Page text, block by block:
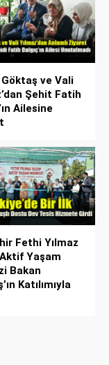
ve Vali
Şehit Fatih
Ailesine
Fethi Yılmaz
Yaşam
Bakan
Katılımıyla